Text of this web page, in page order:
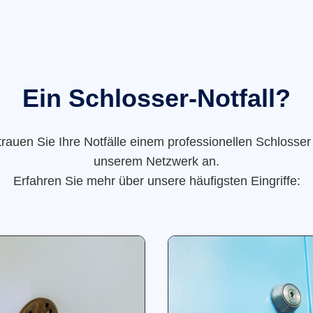
Ein Schlosser-Notfall?
Sie Ihre Notfälle einem professionellen
unserem Netzwerk an.
Erfahren Sie mehr über unsere häufigsten Eingriffe: